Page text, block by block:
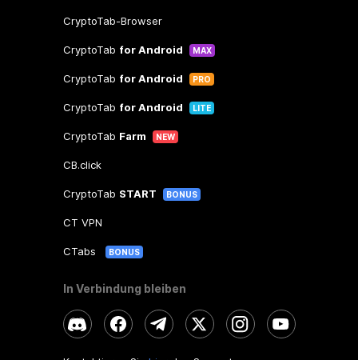
CryptoTab-Browser
CryptoTab for Android MAX
CryptoTab for Android PRO
CryptoTab for Android LITE
CryptoTab Farm NEW
CB.click
CryptoTab START BONUS
CT VPN
CTabs BONUS
In Verbindung bleiben